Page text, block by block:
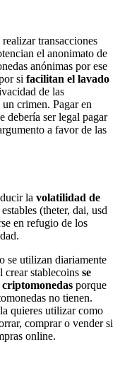
transacciones
el anonimato de
anónimas por ese
si facilitan el lavado
de las
crimen. Pagar en
debería ser legal pagar
a favor de las
la volatilidad de
(theter, dai, usd
en refugio de los
se utilizan diariamente
crear stablecoins se
porque
no tienen.
quieres utilizar como
comprar o vender si
online.